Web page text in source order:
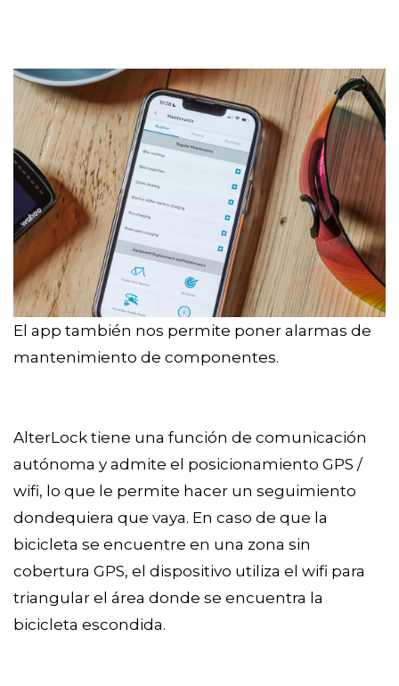
El app también nos permite poner alarmas de
mantenimiento de componentes.
AlterLock tiene una función de comunicación
autónoma y admite el posicionamiento GPS /
wifi, lo que le permite hacer un seguimiento
dondequiera que vaya. En caso de que la
bicicleta se encuentre en una zona sin
cobertura GPS, el dispositivo utiliza el wifi para
triangular el área donde se encuentra la
bicicleta escondida.